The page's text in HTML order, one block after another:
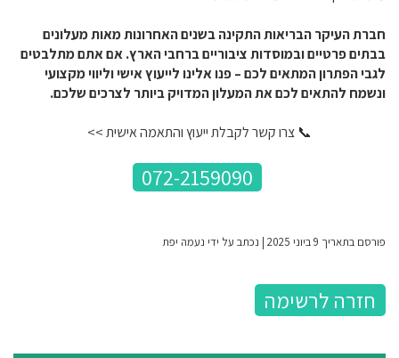
חברת העיקר הבריאות התקינה בשנים האחרונות מאות מעלונים
בבתים פרטיים ובמוסדות ציבוריים ברחבי הארץ. אם אתם מתלבטים
לגבי הפתרון המתאים לכם – פנו אלינו לייעוץ אישי וליווי מקצועי
ונשמח להתאים לכם את המעלון המדויק ביותר לצרכים שלכם.
📞 צרו קשר לקבלת ייעוץ והתאמה אישית >>
072-2159090
פורסם בתאריך 9 ביוני 2025 | נכתב על ידי נעמה יפת
חזרה לרשימה